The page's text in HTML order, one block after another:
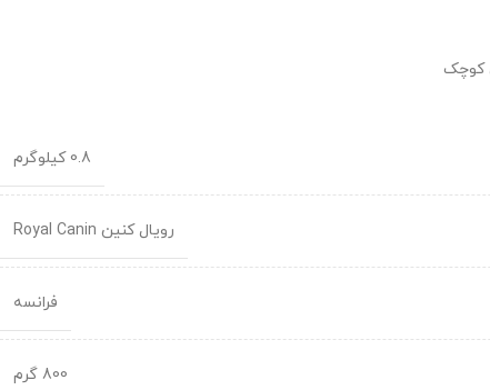
کوچک
0.8 کیلوگرم
رویال کنین Royal Canin
فرانسه
800 گرم